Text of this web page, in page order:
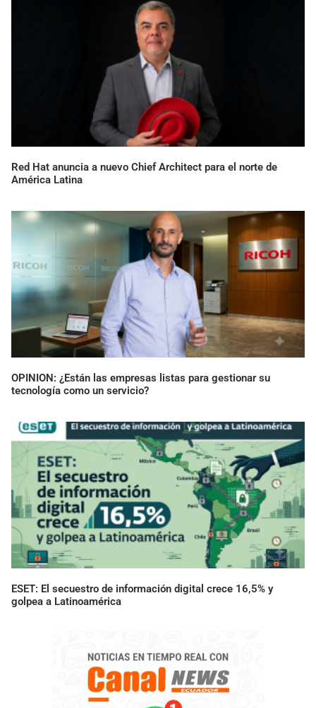
Red Hat anuncia a nuevo Chief Architect para el norte de
América Latina
OPINION: ¿Están las empresas listas para gestionar su
tecnología como un servicio?
ESET: El secuestro de información digital crece 16,5% y
golpea a Latinoamérica